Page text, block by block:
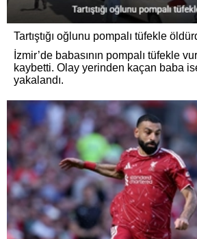
Tartıştığı oğlunu pompalı tüfekle
İzmir’de babasının pompalı tüfekle
kaybetti. Olay yerinden kaçan baba
yakalandı.